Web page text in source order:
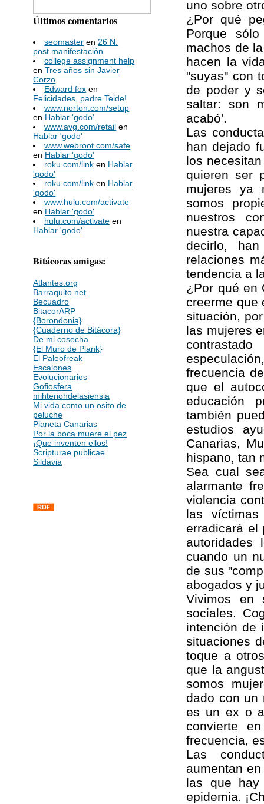
Últimos comentarios
seomaster en 26 N:
post manifestación
college assignment help
enTres años sin Javier
Corzo
Edward fox en
Felicidades, padre Teide!
www.norton.com/setup
en Hablar 'godo'
www.avg.com/retail en
Hablar 'godo'
www.webroot.com/safe
en Hablar 'godo'
roku.com/link en Hablar
'godo'
roku.com/link en Hablar
'godo'
www.hulu.com/activate
en Hablar 'godo'
hulu.com/activate en
Hablar 'godo'
Bitácoras amigas:
Atlantes.org
Barraquito.net
Becuadro
BitacorARP
{Borondonia}
{Cuaderno de Bitácora}
De mi cosecha
{El Muro de Plank}
El Paleofreak
Escalones
Evolucionarios
Gofiosfera
mihteriohdelasiensia
Mi vida como un osito de
peluche
Planeta Canarias
Por la boca muere el pez
¡Que inventen ellos!
Scripturae publicae
Sildavia
uno sobre
¿Por qué
Porque
machos de
hacen la
"suyas" con
de poder y
saltar: son
acabó'.
Las
han dejado
los
quieren ser
mujeres ya
somos
nuestros
nuestra
decirlo,
relaciones
tendencia a
¿Por qué en
creerme que
situación,
las mujeres
frecuencia
que el
educación
también
estudios
Canarias,
hispano, tan
Sea cual
alarmante
violencia
las
erradicará el
cuando un
de sus
abogados y
Vivimos en
sociales.
intención de
situaciones
toque a
que la
somos
dado con un
es un ex o
convierte
frecuencia,
Las
aumentan
las que
epidemia.